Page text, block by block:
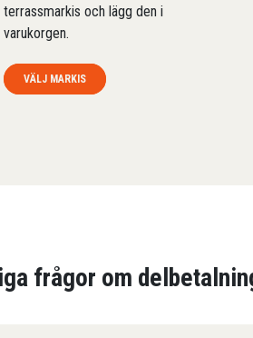
terrassmarkis och lägg den i
varukorgen.
VÄLJ MARKIS
frågor om